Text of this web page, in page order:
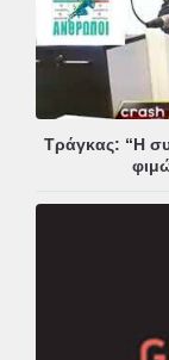
Τράγκας: “Η